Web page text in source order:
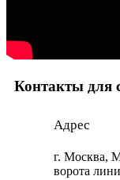
Контакты для
Адрес
г. Москва,
ворота